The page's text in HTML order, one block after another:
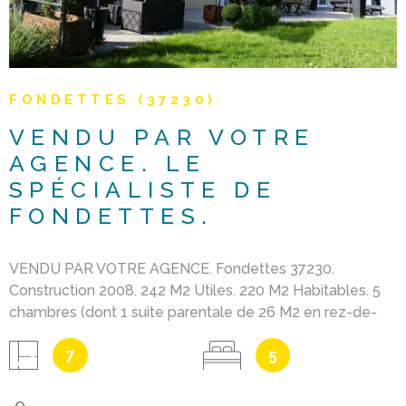
FONDETTES (37230)
VENDU PAR VOTRE
AGENCE. LE
SPÉCIALISTE DE
FONDETTES.
VENDU PAR VOTRE AGENCE. Fondettes 37230.
Construction 2008. 242 M2 Utiles. 220 M2 Habitables. 5
chambres (dont 1 suite parentale de 26 M2 en rez-de-
m2 (avec cuisine ouverte et Porte à galandage pouvant
séparer le coin repas de la pièce de vie). Baie vitrée
ouvrant sur terrasse 50 M2 avec pergola. Jardin paysagé
7 5